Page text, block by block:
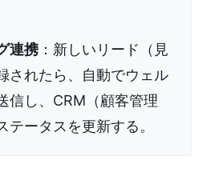
連携：新しいリード（見
されたら、自動でウェル
信し、CRM（顧客管理
テータスを更新する。